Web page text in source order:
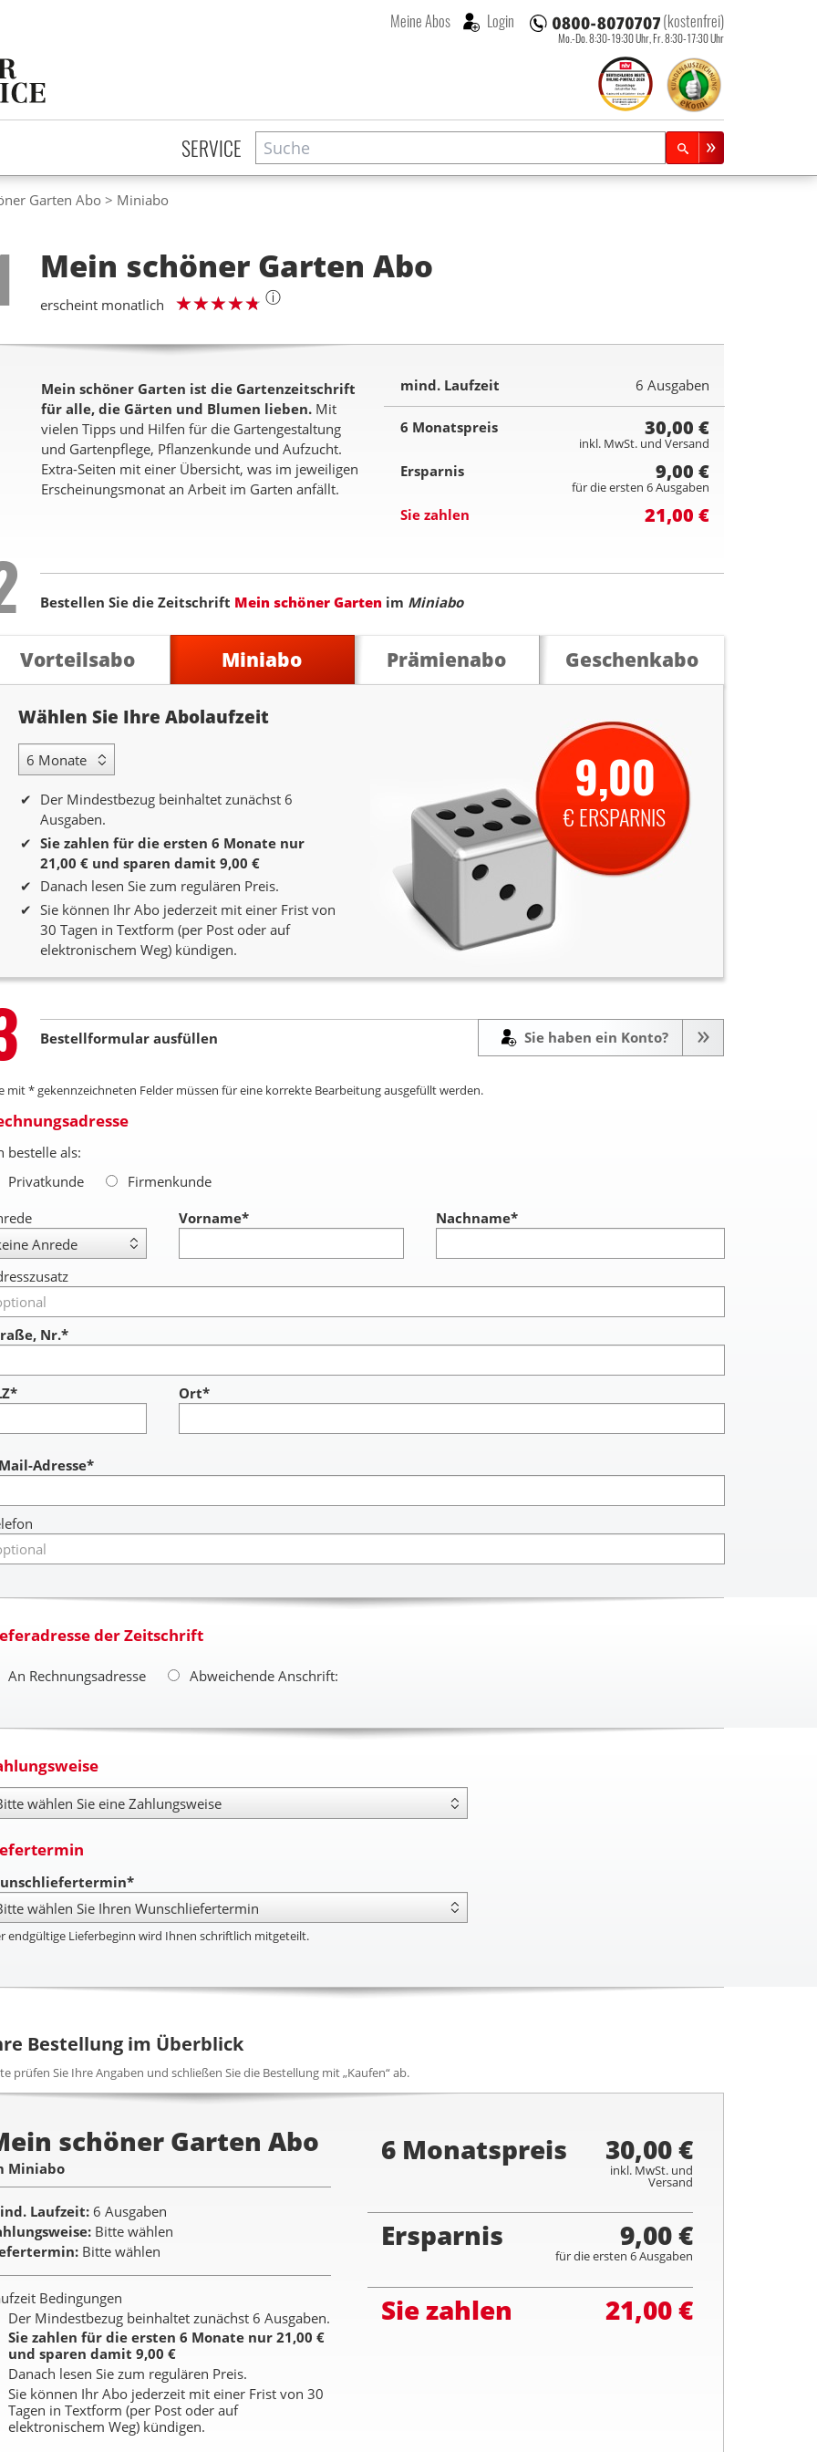
(kostenfrei)
Mo.-Do. 8:30-19:30 Uhr, Fr. 8:30-17:30 Uhr
Meine Abos Login
SERVICE Suche
Zeitschriftensuche
Garten Abo Miniabo
Mein schöner Garten Abo
erscheint monatlich ⓘ
Mein schöner Garten ist die Gartenzeitschrift
für alle, die Gärten und Blumen lieben. Mit
vielen Tipps und Hilfen für die Gartengestaltung
und Gartenpflege, Pflanzenkunde und Aufzucht.
Extra-Seiten mit einer Übersicht, was im jeweiligen
Erscheinungsmonat an Arbeit im Garten anfällt.
mind. Laufzeit 6 Ausgaben
6 Monatspreis 30,00 €
inkl. MwSt. und Versand
Ersparnis 9,00 €
für die ersten 6 Ausgaben
Sie zahlen 21,00 €
Bestellen Sie die Zeitschrift Mein schöner Garten im Miniabo
Vorteilsabo Miniabo Prämienabo Geschenkabo
Wählen Sie Ihre Abolaufzeit
6 Monate Laufzeit
Der Mindestbezug beinhaltet zunächst 6
Ausgaben.
Sie zahlen für die ersten 6 Monate nur
21,00 € und sparen damit 9,00 €
Danach lesen Sie zum regulären Preis.
Sie können Ihr Abo jederzeit mit einer Frist von
30 Tagen in Textform (per Post oder auf
elektronischem Weg) kündigen.
9,00
€ ERSPARNIS
Bestellformular ausfüllen Sie haben ein Konto?
mit * gekennzeichneten Felder müssen für eine korrekte Bearbeitung ausgefüllt werden.
bestelle als:
Privatkunde
Firmenkunde
Vorname* Nachname*
Nr.*
Ort*
Adresse*
der Zeitschrift
An Rechnungsadresse Abweichende Anschrift:
endgültige Lieferbeginn wird Ihnen schriftlich mitgeteilt.
Bestellung im Überblick
prüfen Sie Ihre Angaben und schließen Sie die Bestellung mit „Kaufen“ ab.
schöner Garten Abo
Miniabo
Laufzeit 6 Ausgaben
Bitte wählen
Bitte wählen
Bedingungen
Der Mindestbezug beinhaltet zunächst 6 Ausgaben.
Sie zahlen für die ersten 6 Monate nur 21,00 €
und sparen damit 9,00 €
Danach lesen Sie zum regulären Preis.
Sie können Ihr Abo jederzeit mit einer Frist von 30
Tagen in Textform (per Post oder auf
elektronischem Weg) kündigen.
6 Monatspreis 30,00 €
inkl. MwSt. und
Versand
Ersparnis 9,00 €
für die ersten 6 Ausgaben
Sie zahlen 21,00 €